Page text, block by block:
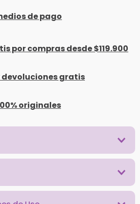
de pago
por compras desde $119.900
devoluciones gratis
originales